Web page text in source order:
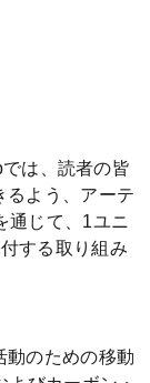
は、読者の皆
るよう、アーテ
通じて、1ユニ
する取り組み
動のための移動